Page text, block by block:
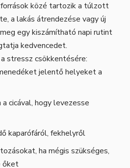
közé tartozik a túlzott
a lakás átrendezése vagy új
egy kiszámítható napi rutint
kedvencedet.
stressz csökkentésére:
jelentő helyeket a
cicával, hogy levezesse
kaparófáról, fekhelyről
ha mégis szükséges,
őket